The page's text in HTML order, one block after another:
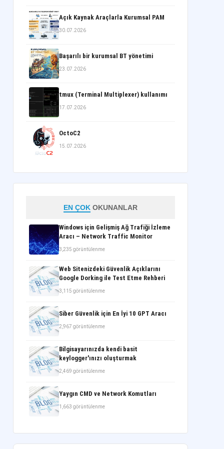
Açık Kaynak Araçlarla Kurumsal PAM
30.07.2026
Başarılı bir kurumsal BT yönetimi
23.07.2026
tmux (Terminal Multiplexer) kullanımı
17.07.2026
OctoC2
15.07.2026
EN ÇOK OKUNANLAR
Windows için Gelişmiş Ağ Trafiği İzleme
Aracı – Network Traffic Monitor
3,235 görüntülenme
Web Sitenizdeki Güvenlik Açıklarını
Google Dorking ile Test Etme Rehberi
3,115 görüntülenme
Siber Güvenlik için En İyi 10 GPT Aracı
2,967 görüntülenme
Bilgisayarınızda kendi basit
keylogger'ınızı oluşturmak
2,469 görüntülenme
Yaygın CMD ve Network Komutları
1,663 görüntülenme